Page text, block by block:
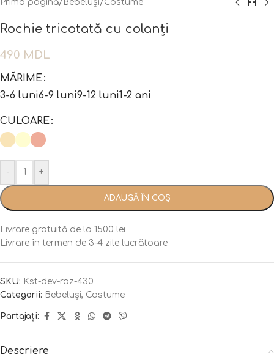
Prima pagină/ Bebeluși/Costume
Rochie tricotată cu colanți
490 MDL
MĂRIME
3-6 luni6-9 luni9-12 luni1-2 ani
CULOARE
- +
ADAUGĂ ÎN COȘ
Livrare gratuită de la 1500 lei
Livrare în termen de 3-4 zile lucrătoare
SKU: Kst-dev-roz-430
Categorii: Bebeluși, Costume
Partajați:
Descriere